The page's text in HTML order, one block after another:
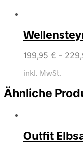
199,95 € –
inkl. MwSt.
Ähnliche
Outfit